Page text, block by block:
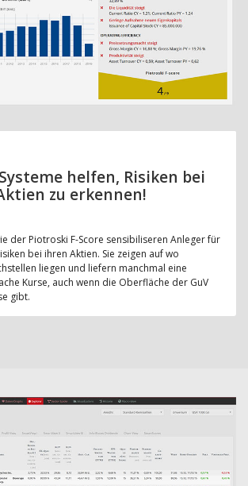
helfen, Risiken bei
zu erkennen!
der Piotroski F-Score sensibiliseren Anleger für
bei ihren Aktien. Sie zeigen auf wo
liegen und liefern manchmal eine
Kurse, auch wenn die Oberfläche der GuV
gibt.